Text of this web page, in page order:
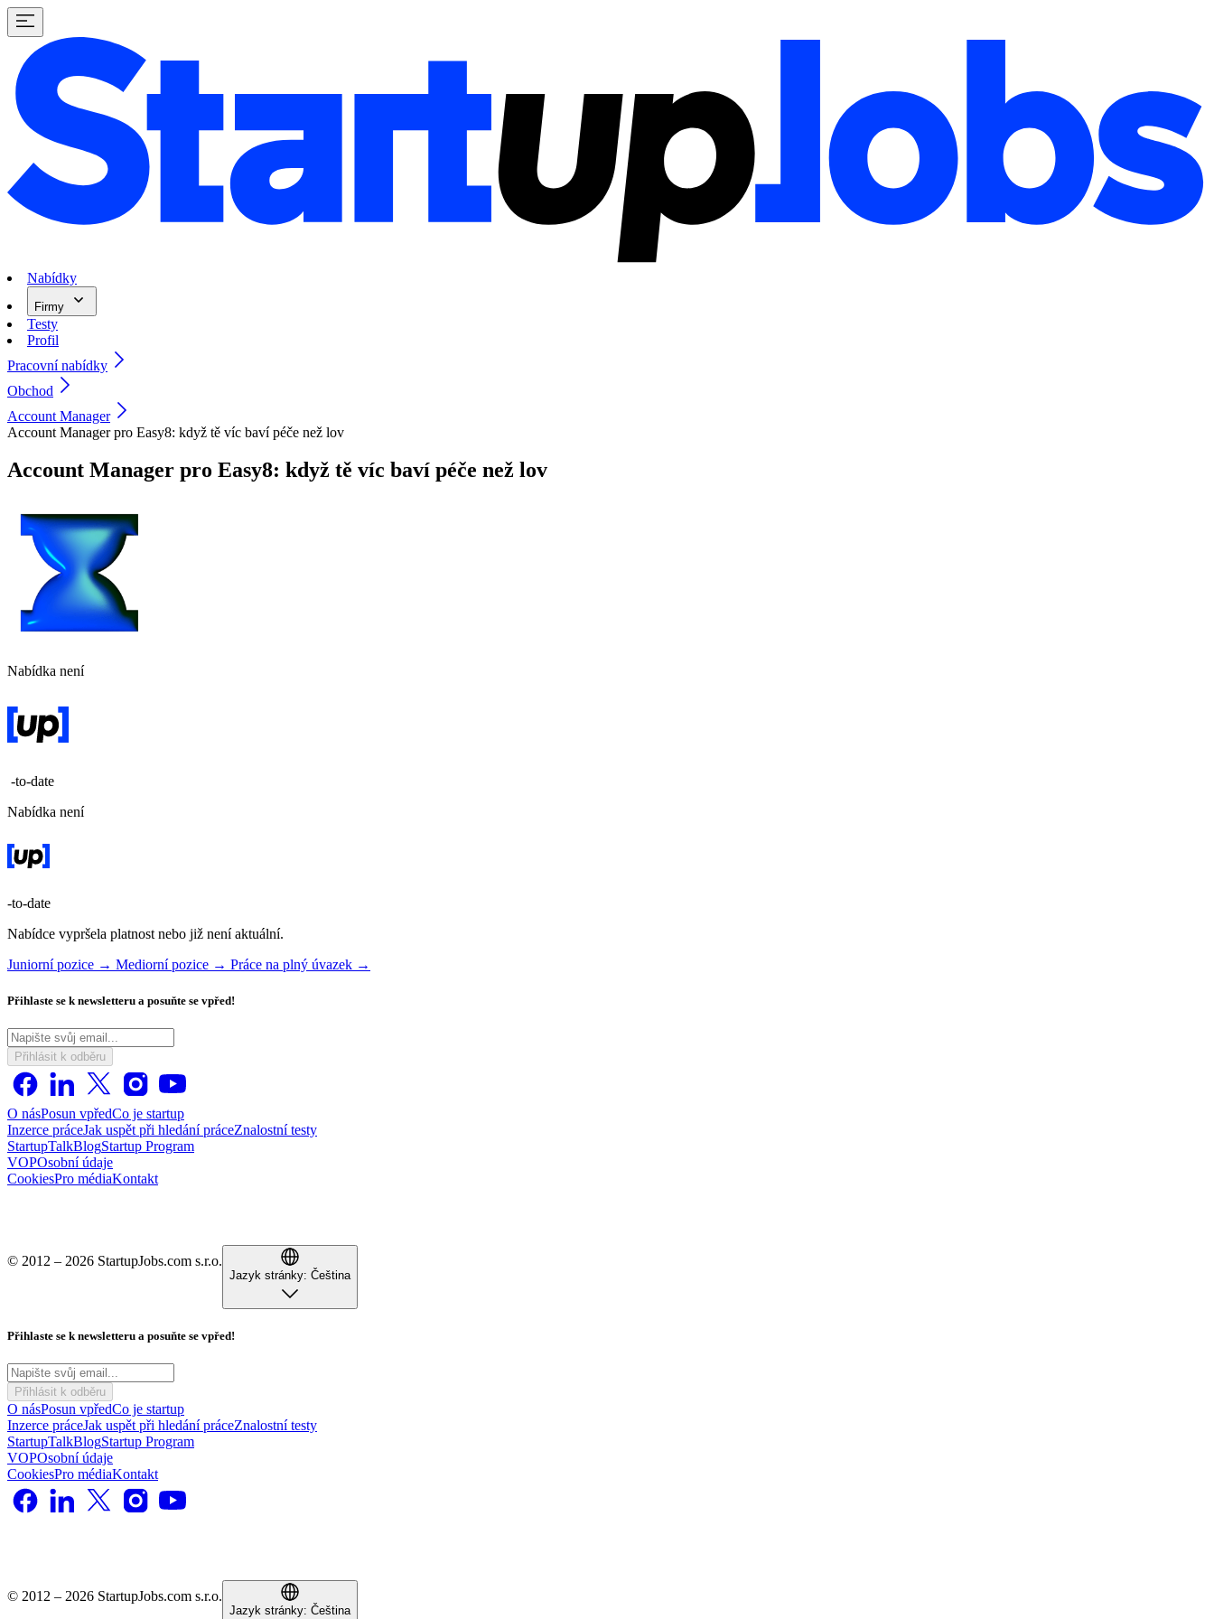
Nabídky
Firmy
Testy
Profil
Pracovní nabídky
Obchod
Account Manager
Account Manager pro Easy8: když tě víc baví péče než lov
Account Manager pro Easy8: když tě víc baví péče než lov
Nabídka není
-to-date
Nabídka není
-to-date
Nabídce vypršela platnost nebo již není aktuální.
Juniorní pozice → Mediorní pozice → Práce na plný úvazek →
Přihlaste se k newsletteru a posuňte se vpřed!
Přihlásit k odběru
O násPosun vpředCo je startup
Inzerce práceJak uspět při hledání práceZnalostní testy
StartupTalkBlogStartup Program
VOPOsobní údaje
CookiesPro médiaKontakt
© 2012 – 2026 StartupJobs.com s.r.o.
Jazyk stránky: Čeština
Přihlaste se k newsletteru a posuňte se vpřed!
Přihlásit k odběru
O násPosun vpředCo je startup
Inzerce práceJak uspět při hledání práceZnalostní testy
StartupTalkBlogStartup Program
VOPOsobní údaje
CookiesPro médiaKontakt
© 2012 – 2026 StartupJobs.com s.r.o.
Jazyk stránky: Čeština